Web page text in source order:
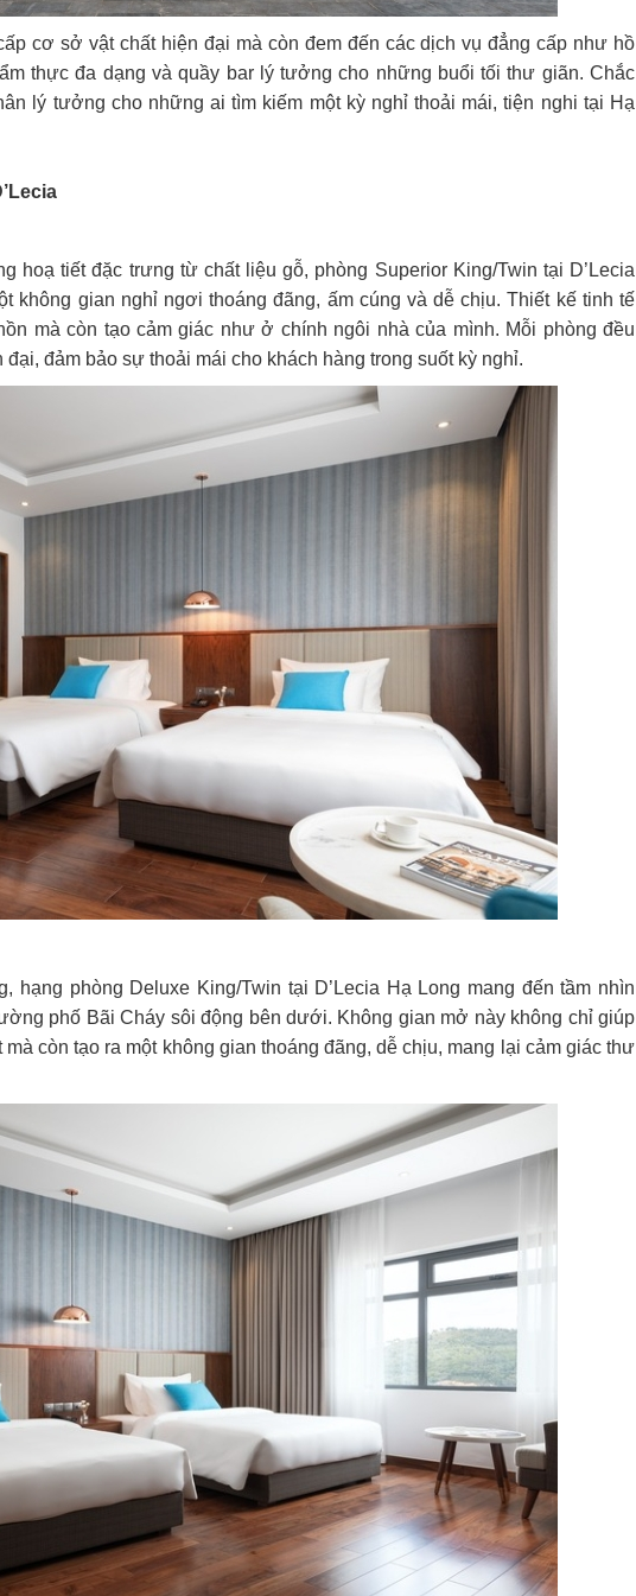
cơ sở vật chất hiện đại mà còn đem đến các dịch vụ đẳng cấp như hồ
thực đa dạng và quầy bar lý tưởng cho những buổi tối thư giãn. Chắc
lý tưởng cho những ai tìm kiếm một kỳ nghỉ thoải mái, tiện nghi tại Hạ
hoạ tiết đặc trưng từ chất liệu gỗ, phòng Superior King/Twin tại D’Lecia
không gian nghỉ ngơi thoáng đãng, ấm cúng và dễ chịu. Thiết kế tinh tế
mà còn tạo cảm giác như ở chính ngôi nhà của mình. Mỗi phòng đều
đảm bảo sự thoải mái cho khách hàng trong suốt kỳ nghỉ.
phòng Deluxe King/Twin tại D’Lecia Hạ Long mang đến tầm nhìn
phố Bãi Cháy sôi động bên dưới. Không gian mở này không chỉ giúp
còn tạo ra một không gian thoáng đãng, dễ chịu, mang lại cảm giác thư